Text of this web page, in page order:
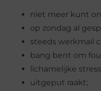
niet meer kunt
op zondag al
steeds werkmail
bang bent om
lichamelijke
uitgeput raakt;